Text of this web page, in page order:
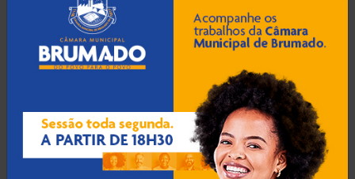
Condeúba (133)
(79)
Cordeiros (49)
Dom Basílio (391)
07 Ago 2026 / 17:30
MP recomenda que escola
readmita aluno autista
impedido de frequentar
aulas em Porto Seguro